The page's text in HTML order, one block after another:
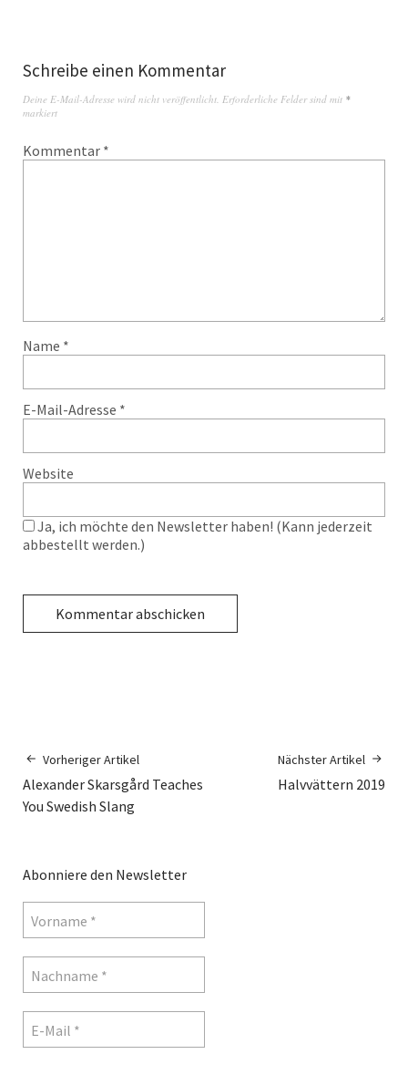
Schreibe einen Kommentar
Deine E-Mail-Adresse wird nicht veröffentlicht. Erforderliche Felder sind mit *
markiert
Kommentar *
Name *
E-Mail-Adresse *
Website
Ja, ich möchte den Newsletter haben! (Kann jederzeit
abbestellt werden.)
Vorheriger Artikel
Alexander Skarsgård Teaches
You Swedish Slang
Nächster Artikel
Halvvättern 2019
Abonniere den Newsletter